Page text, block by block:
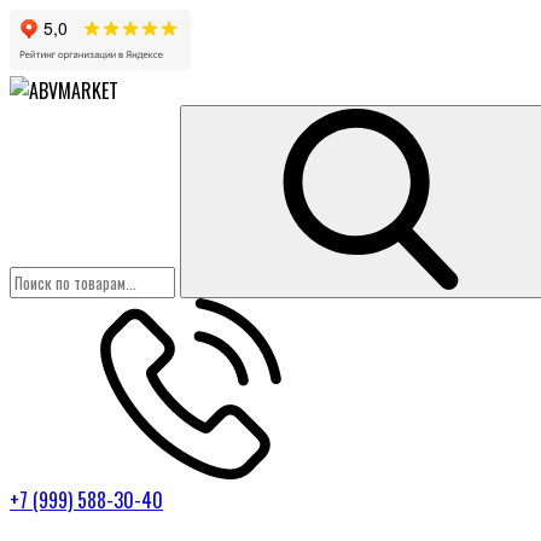
+7 (999) 588-30-40